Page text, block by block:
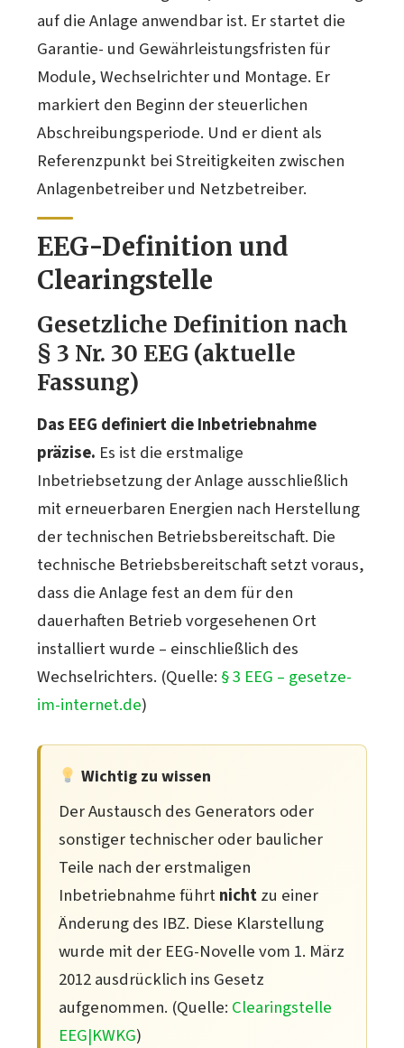
auf die Anlage anwendbar ist. Er startet die
Garantie- und Gewährleistungsfristen für
Module, Wechselrichter und Montage. Er
markiert den Beginn der steuerlichen
Abschreibungsperiode. Und er dient als
Referenzpunkt bei Streitigkeiten zwischen
Anlagenbetreiber und Netzbetreiber.
EEG-Definition und
Clearingstelle
Gesetzliche Definition nach
§ 3 Nr. 30 EEG (aktuelle
Fassung)
Das EEG definiert die Inbetriebnahme
präzise. Es ist die erstmalige
Inbetriebsetzung der Anlage ausschließlich
mit erneuerbaren Energien nach Herstellung
der technischen Betriebsbereitschaft. Die
technische Betriebsbereitschaft setzt voraus,
dass die Anlage fest an dem für den
dauerhaften Betrieb vorgesehenen Ort
installiert wurde – einschließlich des
Wechselrichters. (Quelle: § 3 EEG – gesetze-
im-internet.de)
Wichtig zu wissen
Der Austausch des Generators oder
sonstiger technischer oder baulicher
Teile nach der erstmaligen
Inbetriebnahme führtnichtzu einer
Änderung des IBZ. Diese Klarstellung
wurde mit der EEG-Novelle vom 1. März
2012 ausdrücklich ins Gesetz
aufgenommen. (Quelle: Clearingstelle
EEG|KWKG)